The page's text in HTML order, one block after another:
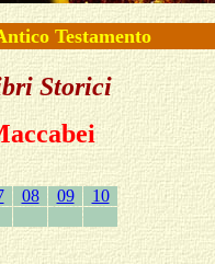
Testamento
Storici
08 09
10